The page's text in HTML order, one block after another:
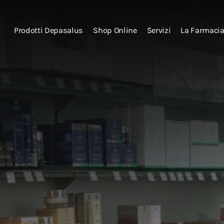
Prodotti Depasalus Shop Online Servizi La Farmacia